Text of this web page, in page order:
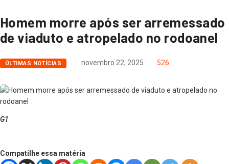
Homem morre após ser arremessado
de viaduto e atropelado no rodoanel
ÚLTIMAS NOTÍCIAS novembro 22, 2025 526
G1
Compatilhe essa matéria